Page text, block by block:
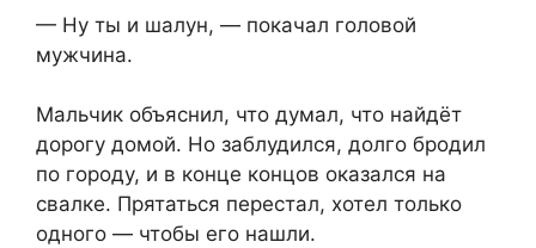
— Ну ты и шалун, — покачал головой
мужчина.
Мальчик объяснил, что думал, что найдёт
дорогу домой. Но заблудился, долго бродил
по городу, и в конце концов оказался на
свалке. Прятаться перестал, хотел только
одного — чтобы его нашли.